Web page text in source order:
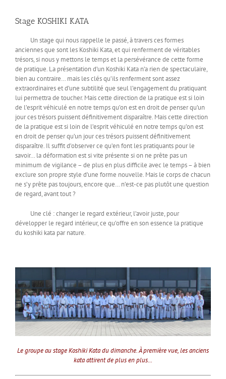
Stage KOSHIKI KATA
Un stage qui nous rappelle le passé, à travers ces formes
anciennes que sont les Koshiki Kata, et qui renferment de véritables
trésors, si nous y mettons le temps et la persévérance de cette forme
de pratique. La présentation d’un Koshiki Kata n’a rien de spectaculaire,
bien au contraire… mais les clés qu’ils renferment sont assez
extraordinaires et d’une subtilité que seul l’engagement du pratiquant
lui permettra de toucher. Mais cette direction de la pratique est si loin
de l’esprit véhiculé en notre temps qu’on est en droit de penser qu’un
jour ces trésors puissent définitivement disparaître. Mais cette direction
de la pratique est si loin de l’esprit véhiculé en notre temps qu’on est
en droit de penser qu’un jour ces trésors puissent définitivement
disparaître. Il suffit d’observer ce qu’en font les pratiquants pour le
savoir… la déformation est si vite présente si on ne prête pas un
minimum de vigilance – de plus en plus difficile avec le temps – à bien
exclure son propre style d’une forme nouvelle. Mais le corps de chacun
ne s’y prête pas toujours, encore que… n’est-ce pas plutôt une question
de regard, avant tout ?
Une clé : changer le regard extérieur, l’avoir juste, pour
développer le regard intérieur, ce qu’offre en son essence la pratique
du koshiki kata par nature.
Le groupe au stage Koshiki Kata du dimanche. À première vue, les anciens
kata attirent de plus en plus...